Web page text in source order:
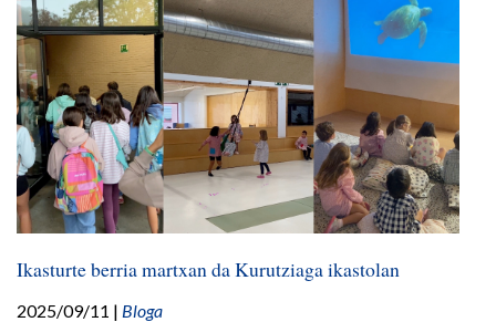
Ikasturte berria martxan da Kurutziaga ikastolan
2025/09/11 | Bloga